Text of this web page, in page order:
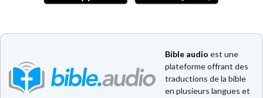
Bible audio est une
plateforme offrant des
traductions de la bible
en plusieurs langues et